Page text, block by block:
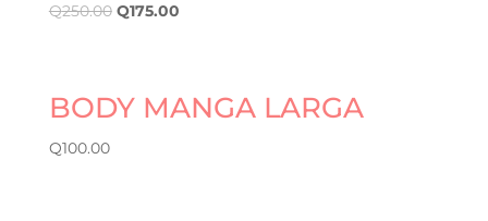
Q250.00 Q175.00
BODY MANGA LARGA
Q100.00